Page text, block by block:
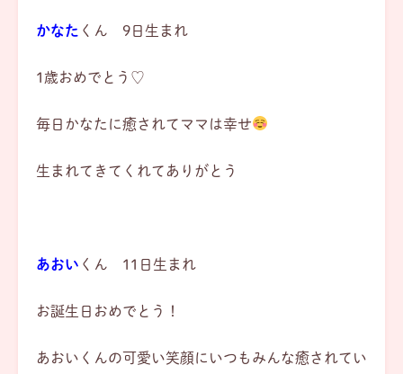
かなた くん 9日生まれ
1歳おめでとう♡
毎日かなたに癒されてママは幸せ
生まれてきてくれてありがとう
あおい くん 11日生まれ
お誕生日おめでとう！
あおいくんの可愛い笑顔にいつもみんな癒されてい